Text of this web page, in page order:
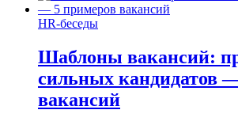
HR-беседы
Шаблоны вакансий:
сильных кандидатов
вакансий